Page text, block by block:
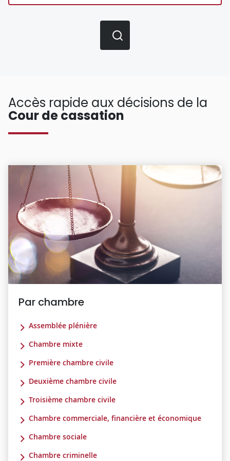
Accès rapide aux décisions de la
Cour de cassation
Par chambre
Assemblée plénière
Chambre mixte
Première chambre civile
Deuxième chambre civile
Troisième chambre civile
Chambre commerciale, financière et économique
Chambre sociale
Chambre criminelle